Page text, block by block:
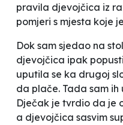
pravila djevojčica iz
pomjeri s mjesta koje
Dok sam sjedao na
djevojčica ipak
uputila se ka drugoj
da plače. Tada sam
Dječak je tvrdio da je
a djevojčica sasvim